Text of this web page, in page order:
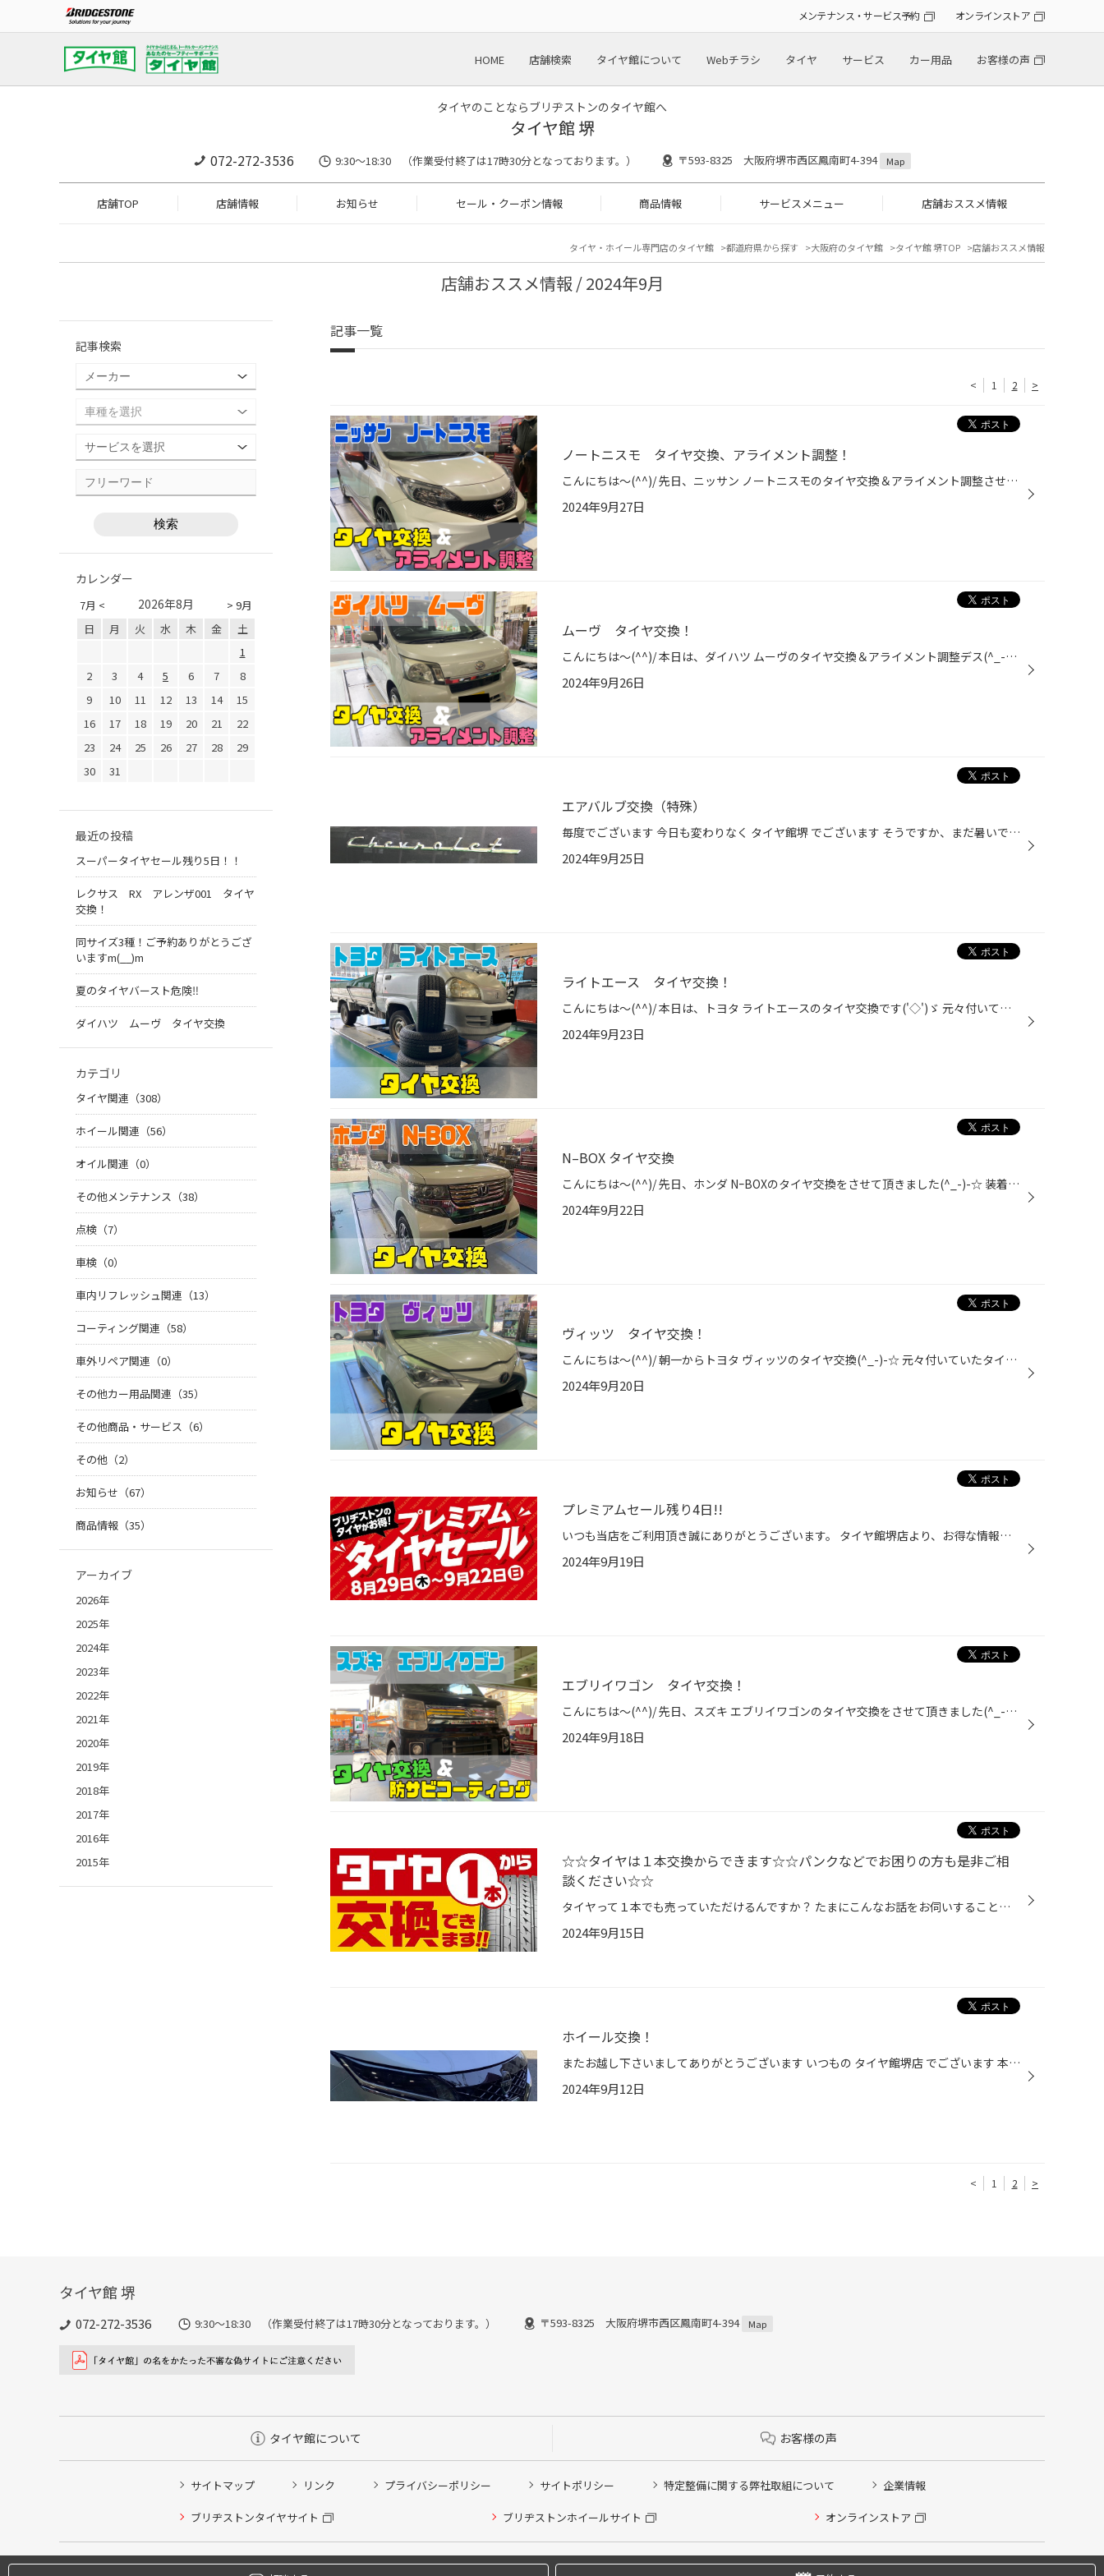
メンテナンス・サービス予約 オンラインストア
HOME 店舗検索 タイヤ館について Webチラシ タイヤ サービス カー用品 お客様の声
タイヤのことならブリヂストンのタイヤ館へ
タイヤ館 堺
072-272-3536 9:30〜18:30 （作業受付終了は17時30分となっております。） 〒593-8325 大阪府堺市西区鳳南町4-394 Map
店舗TOP 店舗情報 お知らせ セール・クーポン情報 商品情報 サービスメニュー 店舗おススメ情報
タイヤ・ホイール専門店のタイヤ館 都道府県から探す 大阪府のタイヤ館 タイヤ館 堺TOP 店舗おススメ情報
店舗おススメ情報 / 2024年9月
記事一覧
< 1 2 >
ノートニスモ タイヤ交換、アライメント調整！
こんにちは～(^^)/ 先日、ニッサン ノートニスモのタイヤ交換＆アライメント調整させて頂きました♩♩ ご来店頂いた時は、タイヤがぺったんこでパンクしており、 在庫もすぐに無く、、、 色々あり、ご迷惑をおかけしましたが、、、 なんとかいけました!!('◇')ゞ 元々付いていたタイヤがサーキット走行...
2024年9月27日
ムーヴ タイヤ交換！
こんにちは～(^^)/ 本日は、ダイハツ ムーヴのタイヤ交換＆アライメント調整デス(^_-)-☆ 元々付いていたタイヤはコチラ↓↓ 経年劣化によるヒビ割れとタイヤの残溝が少ないため、ですね、、 一見、あまりヒビ割れしていないように見えますが してるのです!!"(-""-)" 交換していきましょう♩♩ 装着する...
2024年9月26日
エアバルブ交換（特殊）
毎度でございます 今日も変わりなく タイヤ館堺 でございます そうですか、まだ暑いですか 今年もやたら暑い日々が続いております 中秋の名月も超えたのですがまだ夜も暑いです タイガースの話ですが‥‥ ちなみに中秋の名月はまだ満月ではないみたいですね 準満月 ほぼ満月みたいです なんなら10月の...
2024年9月25日
ライトエース タイヤ交換！
こんにちは～(^^)/ 本日は、トヨタ ライトエースのタイヤ交換です('◇')ゞ 元々付いていたタイヤはコチラ↓↓ 2016年製造です、、、 8年前です。危険!!(; ･`д･´) 交換しましょう♩♩ 装着するタイヤは 前後タイヤのサイズが違います。 フロント V600 165R13 6PR リア RD-650V 225/50R12.5 どちらとも商...
2024年9月23日
N–BOX タイヤ交換
こんにちは～(^^)/ 先日、ホンダ NｰBOXのタイヤ交換をさせて頂きました(^_-)-☆ 装着させて頂いたタイヤは ブリヂストンタイヤのニューノーマルタイヤ NEWNO 155/65R14 デス!! タイヤ交換とご一緒に防錆コーティングも♩♩ キレイになりました☆☆ これで安全安心ですね♪♪ 100km点検お待ちしております。...
2024年9月22日
ヴィッツ タイヤ交換！
こんにちは～(^^)/ 朝一からトヨタ ヴィッツのタイヤ交換(^_-)-☆ 元々付いていたタイヤはコチラ↓↓ 2019年製造の新車装着タイヤが付いており、5年目ですね、、 残溝が2.3ｍｍでした。ヒビ割れも見えますね"(-""-)" 3年～4年、残溝は3ｍｍ～4ｍｍが交換目安なので 交換させて頂きます!! 装着するタイ...
2024年9月20日
プレミアムセール残り4日!!
いつも当店をご利用頂き誠にありがとうございます。 タイヤ館堺店より、お得な情報です！ タイヤお値引きクーポンでお得に！！！ 大好評のプレミアムタイヤセール開催中！！ ブリヂストンタイヤが期間中お買い求めやすくなっております。 ★ブリヂストンタイヤ4本ご購入の方限定!!★スマートフォンか...
2024年9月19日
エブリイワゴン タイヤ交換！
こんにちは～(^^)/ 先日、スズキ エブリイワゴンのタイヤ交換をさせて頂きました(^_-)-☆ 装着させて頂くタイヤは 新車装着タイヤと同等性能の軽自動車専用タイヤ エコピアNH200C 165/60R14 デス!! タイヤ交換とご一緒に防錆コーティングも♩♩ キレイになりました☆☆ これで安全安心ですね♪♪ 100km点検...
2024年9月18日
☆☆タイヤは１本交換からできます☆☆パンクなどでお困りの方も是非ご相
談ください☆☆
タイヤって１本でも売っていただけるんですか？ たまにこんなお話をお伺いすることがあります。 タイヤは4本で展示されていることが多く バラ売りされてないと思われがち・・・ 安心してください１本から販売しております！ お客様によっては５本（ジムニーなどスペアタイ含めて）購入される お客様...
2024年9月15日
ホイール交換！
またお越し下さいましてありがとうございます いつもの タイヤ館堺店 でございます 本日は 日産 ノート E13型 君 でございます ご来店ありがとうございます 今回はホイールのみ交換のご相談です 俗に言うセイムリムと言う方法になります 純正ホイールカバーも今風なのでなかなかなのですが アルミホ...
2024年9月12日
< 1 2 >
記事検索
カレンダー
7月 < > 9月
2026年8月
日 月 火 水 木 金
土
1
2
3 4 5 6 7
8
9
10 11 12 13 14
15
16
17 18 19 20 21
22
23
24 25 26 27 28
29
30
31
最近の投稿
スーパータイヤセール残り5日！！
レクサス RX アレンザ001 タイヤ
交換！
同サイズ3種！ご予約ありがとうござ
いますm(__)m
夏のタイヤバースト危険‼
ダイハツ ムーヴ タイヤ交換
カテゴリ
タイヤ関連（308）
ホイール関連（56）
オイル関連（0）
その他メンテナンス（38）
点検（7）
車検（0）
車内リフレッシュ関連（13）
コーティング関連（58）
車外リペア関連（0）
その他カー用品関連（35）
その他商品・サービス（6）
その他（2）
お知らせ（67）
商品情報（35）
アーカイブ
2026年
2025年
2024年
2023年
2022年
2021年
2020年
2019年
2018年
2017年
2016年
2015年
タイヤ館 堺
072-272-3536 9:30〜18:30 （作業受付終了は17時30分となっております。） 〒593-8325 大阪府堺市西区鳳南町4-394 Map
タイヤ館について お客様の声
サイトマップ リンク プライバシーポリシー サイトポリシー 特定整備に関する弊社取組について 企業情報
ブリヂストンタイヤサイト ブリヂストンホイールサイト オンラインストア
タイヤ点検・安全点検/タイヤ履き替え/オイル交換/その他ピット作業の予約